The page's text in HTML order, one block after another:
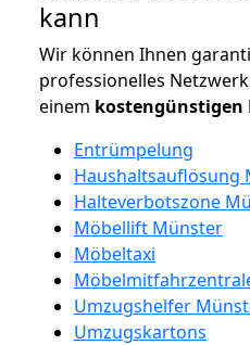
kann
Wir können Ihnen
professionelles
einem kostengünstigen
Entrümpelung
Haushaltsauflösung
Halteverbotszone
Möbellift Münster
Möbeltaxi
Umzugshelfer
Umzugskartons